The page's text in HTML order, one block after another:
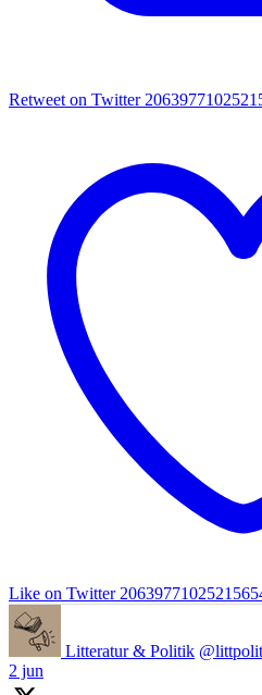
Retweet on Twitter
Like on Twitter
Litteratur & Politik
2 jun